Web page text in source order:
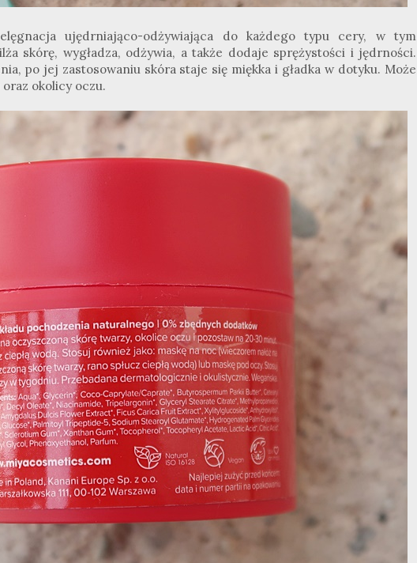
ujędrniająco-odżywiająca do każdego typu cery, w tym
skórę, wygładza, odżywia, a także dodaje sprężystości i jędrności.
po jej zastosowaniu skóra staje się miękka i gładka w dotyku. Może
okolicy oczu.